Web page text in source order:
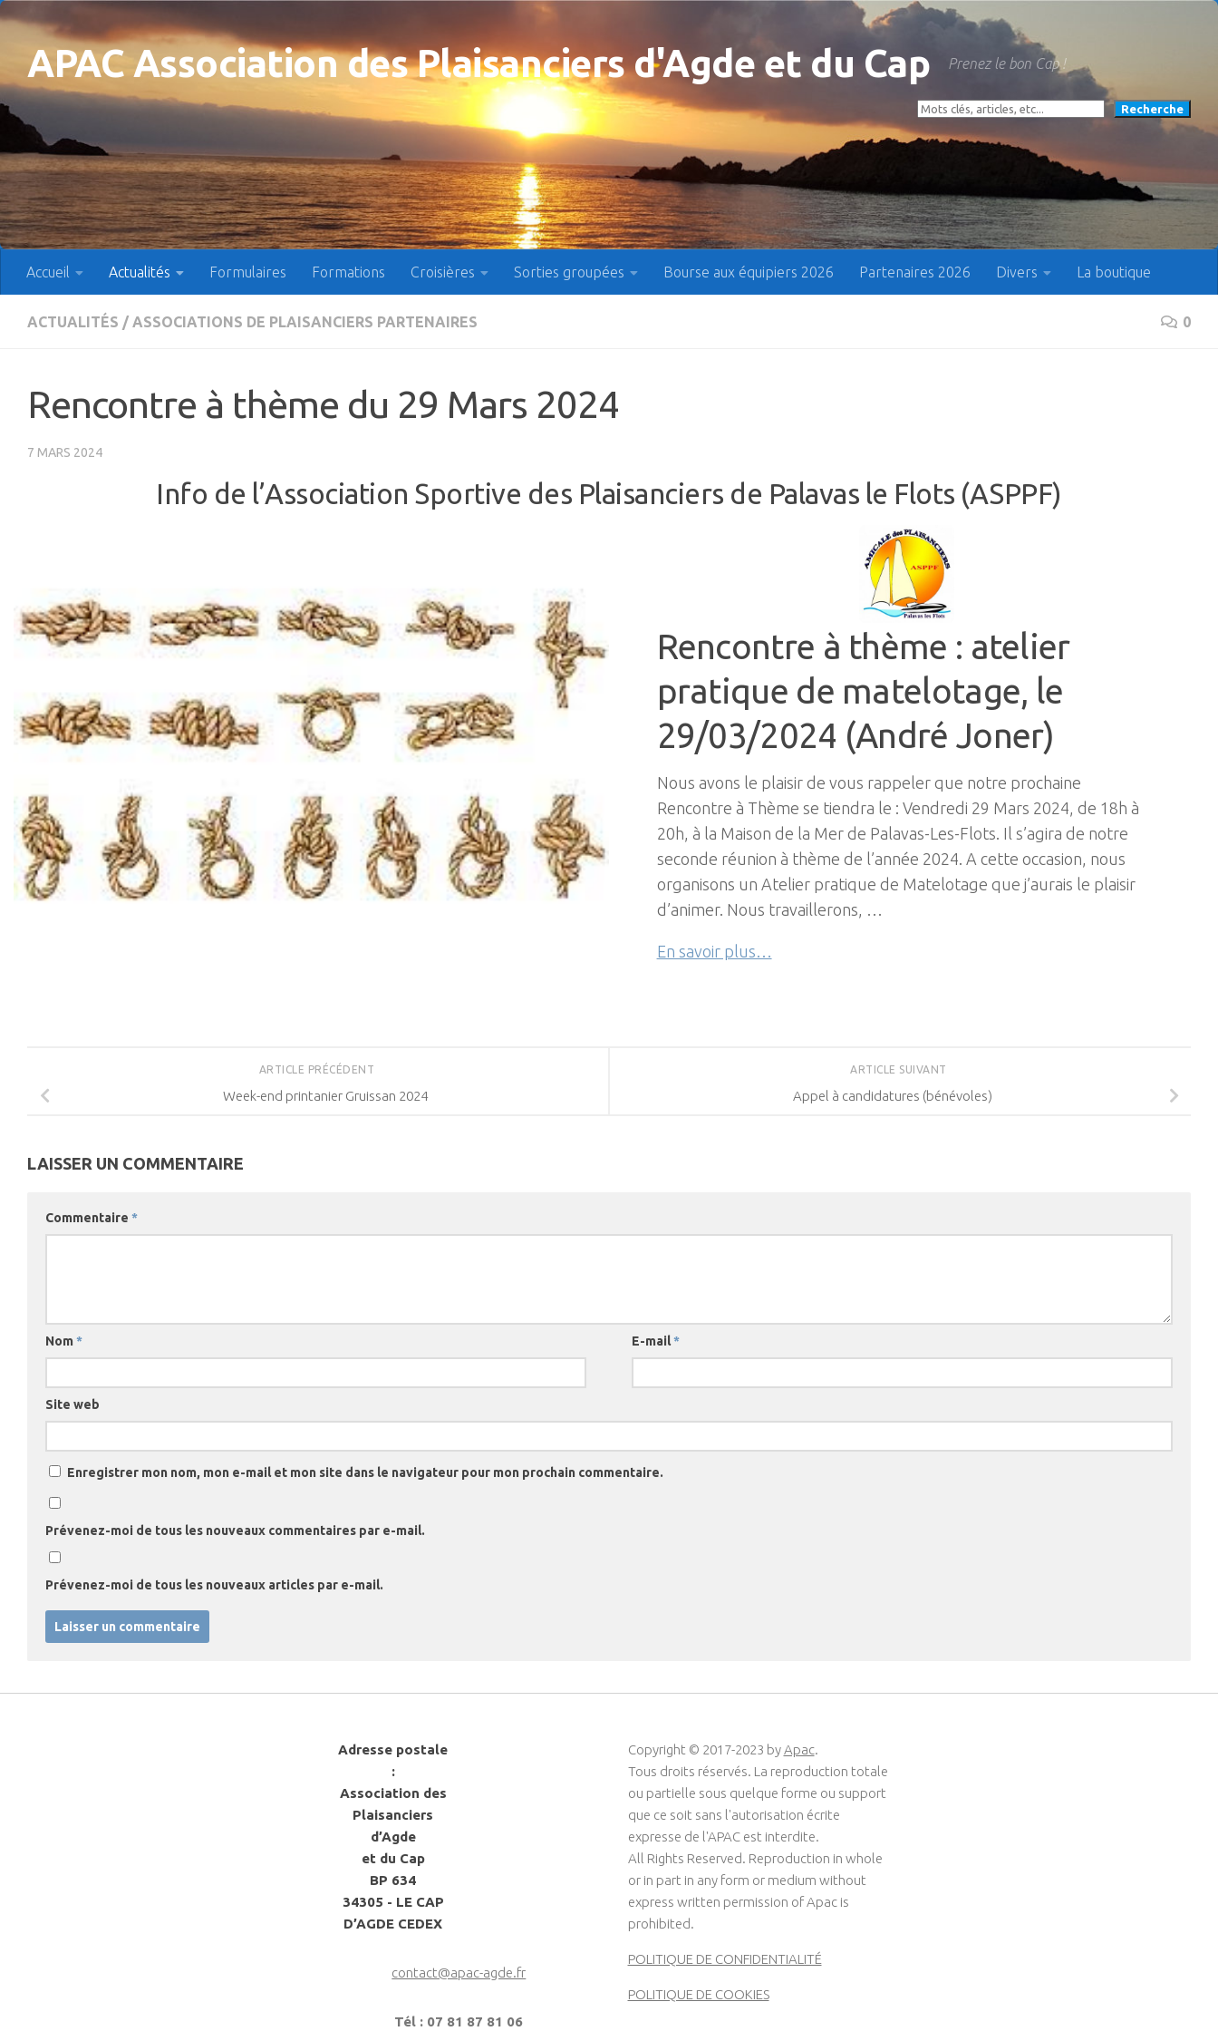
Skip to content
APAC Association des Plaisanciers d'Agde et du Cap Prenez le bon Cap !
Rechercher Recherche
Accueil Actualités Formulaires Formations Croisières Sorties groupées Bourse aux équipiers 2026 Partenaires 2026 Divers La boutique
ACTUALITÉS / ASSOCIATIONS DE PLAISANCIERS PARTENAIRES 0
Rencontre à thème du 29 Mars 2024
7 MARS 2024
Info de l’Association Sportive des Plaisanciers de Palavas le Flots (ASPPF)
Rencontre à thème : atelier
pratique de matelotage, le
29/03/2024 (André Joner)
Nous avons le plaisir de vous rappeler que notre prochaine
Rencontre à Thème se tiendra le : Vendredi 29 Mars 2024, de 18h à
20h, à la Maison de la Mer de Palavas-Les-Flots. Il s’agira de notre
seconde réunion à thème de l’année 2024. A cette occasion, nous
organisons un Atelier pratique de Matelotage que j’aurais le plaisir
d’animer. Nous travaillerons, …
En savoir plus…
ARTICLE SUIVANT
Appel à candidatures (bénévoles)
ARTICLE PRÉCÉDENT
Week-end printanier Gruissan 2024
LAISSER UN COMMENTAIRE
Commentaire *
Nom * E-mail*
Site web
Enregistrer mon nom, mon e-mail et mon site dans le navigateur pour mon prochain commentaire.
Prévenez-moi de tous les nouveaux commentaires par e-mail.
Prévenez-moi de tous les nouveaux articles par e-mail.
Adresse postale
:
Association des
Plaisanciers
d’Agde
et du Cap
BP 634
34305 - LE CAP
D’AGDE CEDEX
contact@apac-agde.fr
Tél : 07 81 87 81 06
Copyright © 2017-2023 byApac.
Tous droits réservés. La reproduction totale
ou partielle sous quelque forme ou support
que ce soit sans l'autorisation écrite
expresse de l'APAC est interdite.
All Rights Reserved. Reproduction in whole
or in part in any form or medium without
express written permission of Apac is
prohibited.
POLITIQUE DE CONFIDENTIALITÉ
POLITIQUE DE COOKIES